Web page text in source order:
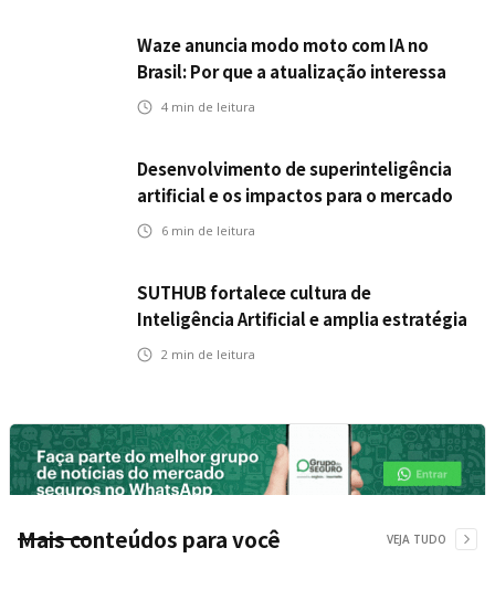
Waze anuncia modo moto com IA no
Brasil: Por que a atualização interessa
ao mercado segurador?
4 min de leitura
Desenvolvimento de superinteligência
artificial e os impactos para o mercado
de seguros
6 min de leitura
SUTHUB fortalece cultura de
Inteligência Artificial e amplia estratégia
para toda a organização
2 min de leitura
Mais conteúdos para você VEJA TUDO